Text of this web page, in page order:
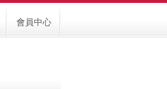
會員中心